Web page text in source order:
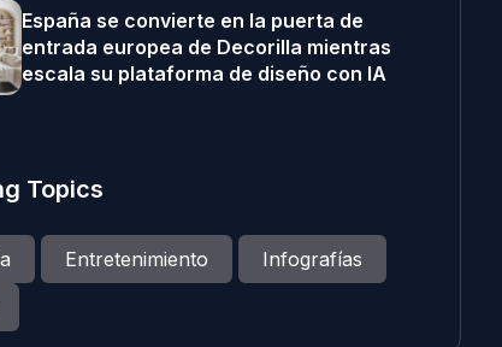
España se convierte en la puerta de
entrada europea de Decorilla mientras
escala su plataforma de diseño con IA
Topics
Entretenimiento
Infografías